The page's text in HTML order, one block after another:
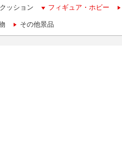
ッション フィギュア・ホビー
その他景品